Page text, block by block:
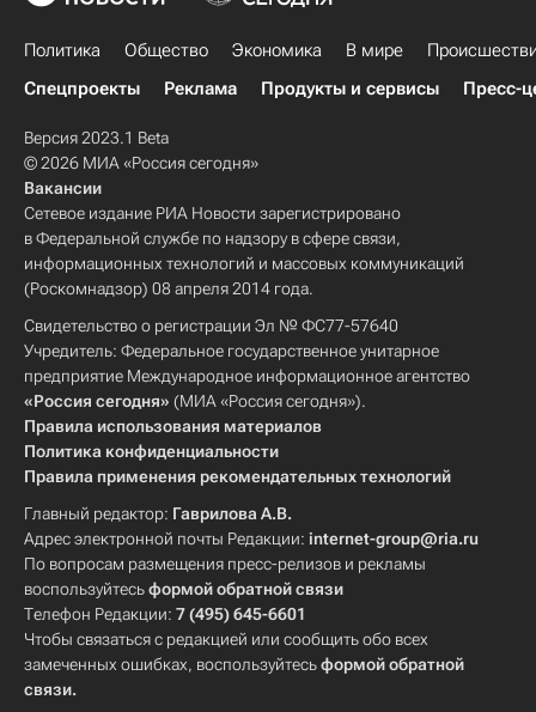
Политика Общество Экономика В мире
Спецпроекты
Реклама Продукты и сервисы Пресс-
Версия 2023.1 Beta
© 2026 МИА «Россия сегодня»
Вакансии
Сетевое издание РИА Новости зарегистрировано
в Федеральной службе по надзору в сфере связи,
информационных технологий и массовых коммуникаций
(Роскомнадзор) 08 апреля 2014 года.
Свидетельство о регистрации Эл № ФС77-57640
Учредитель: Федеральное государственное унитарное
предприятие Международное информационное агентство
«Россия сегодня» (МИА «Россия сегодня»).
Правила использования материалов
Политика конфиденциальности
Правила применения рекомендательных технологий
Главный редактор: Гаврилова А.В.
Адрес электронной почты Редакции: internet-group@ria.ru
По вопросам размещения пресс-релизов и рекламы
воспользуйтесьформой обратной связи
Телефон Редакции: 7 (495) 645-6601
Чтобы связаться с редакцией или сообщить обо всех
замеченных ошибках, воспользуйтесьформой обратной
связи.